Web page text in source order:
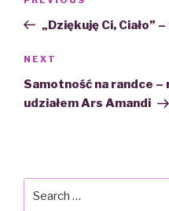
Post„Dziękuję Ci, Ciało”
Next
Post
NEXT
Samotność na randce
udziałem Ars Amandi